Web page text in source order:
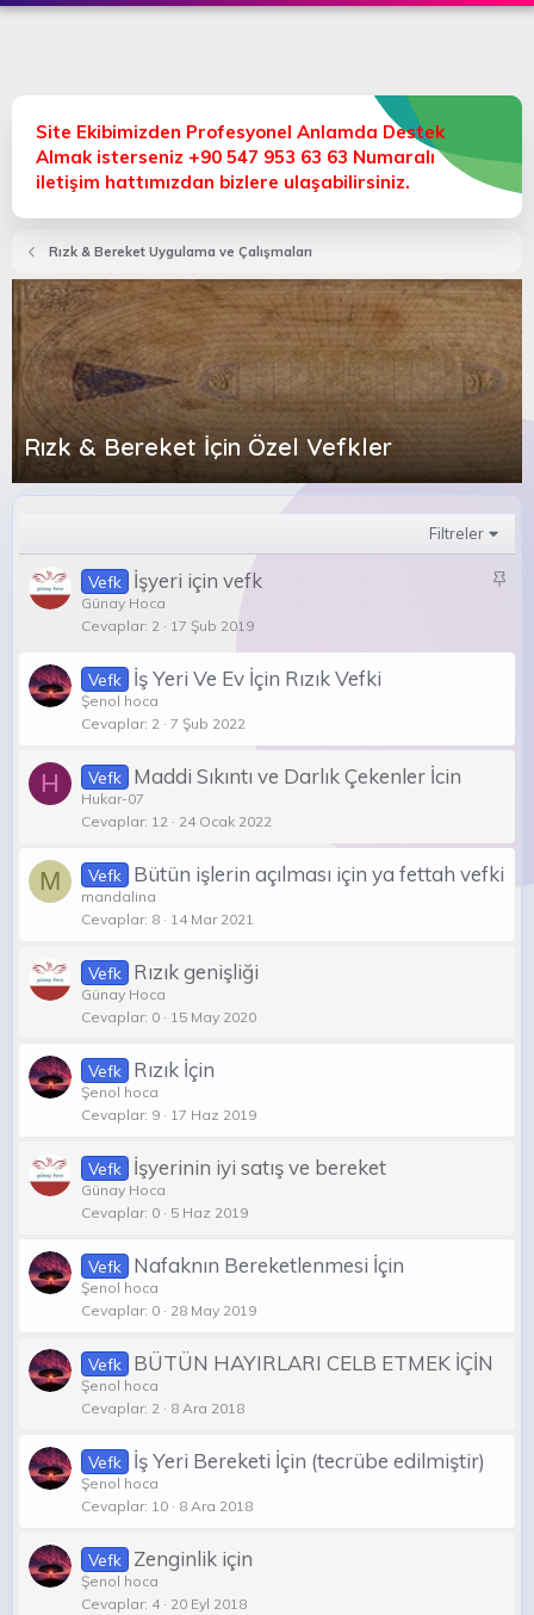
Site Ekibimizden Profesyonel Anlamda Destek
Almak isterseniz +90 547 953 63 63 Numaralı
iletişim hattımızdan bizlere ulaşabilirsiniz.
Rızk & Bereket Uygulama ve Çalışmaları
Rızk & Bereket İçin Özel Vefkler
Filtreler
S
i
Vefk İşyeri için vefk
Günay Hoca
Cevaplar 2 17 Şub 2019
Vefk İş Yeri Ve Ev İçin Rızık Vefki
Şenol hoca
Cevaplar 2 7 Şub 2022
H Vefk Maddi Sıkıntı ve Darlık Çekenler İcin
Hukar-07
Cevaplar 12 24 Ocak 2022
M Vefk Bütün işlerin açılması için ya fettah vefki
mandalina
Cevaplar 8 14 Mar 2021
Vefk Rızık genişliği
Günay Hoca
Cevaplar 0 15 May 2020
Vefk Rızık İçin
Şenol hoca
Cevaplar 9 17 Haz 2019
Vefk İşyerinin iyi satış ve bereket
Günay Hoca
Cevaplar 0 5 Haz 2019
Vefk Nafaknın Bereketlenmesi İçin
Şenol hoca
Cevaplar 0 28 May 2019
Vefk BÜTÜN HAYIRLARI CELB ETMEK İÇİN
Şenol hoca
Cevaplar 2 8 Ara 2018
Vefk İş Yeri Bereketi İçin (tecrübe edilmiştir)
Şenol hoca
Cevaplar 10 8 Ara 2018
Vefk Zenginlik için
Şenol hoca
Cevaplar 4 20 Eyl 2018